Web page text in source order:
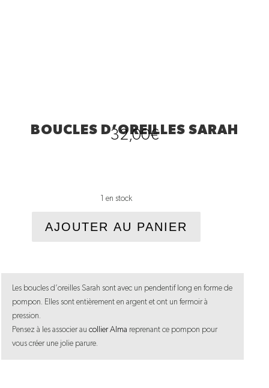
BOUCLES D’OREILLES SARAH
32,00€
1 en stock
Sarah
AJOUTER AU PANIER
Les boucles d’oreilles Sarah sont avec un pendentif long en forme de
pompon. Elles sont entièrement en argent et ont un fermoir à
pression.
Pensez à les associer au collier Alma reprenant ce pompon pour
vous créer une jolie parure.